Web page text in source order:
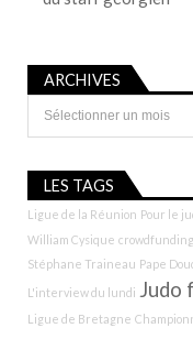
ARCHIVES
Archives
LES TAGS
Ligue de la Réunion Pour le
William Cysique crowdfunding
Stéphane Traineau Pape
L'interview du lundi Judo
Ligue de Bretagne